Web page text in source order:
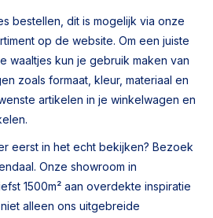
bestellen, dit is mogelijk via onze
op de website. Om een juiste
waaltjes kun je gebruik maken van
zoals formaat, kleur, materiaal en
artikelen in je winkelwagen en
eerst in het echt bekijken? Bezoek
Onze showroom in
1500m² aan overdekte inspiratie
alleen ons uitgebreide